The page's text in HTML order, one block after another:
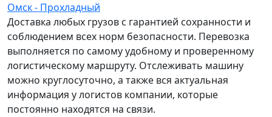
Омск - Прохладный
Доставка любых грузов с гарантией сохранности и
соблюдением всех норм безопасности. Перевозка
выполняется по самому удобному и проверенному
логистическому маршруту. Отслеживать машину
можно круглосуточно, а также вся актуальная
информация у логистов компании, которые
постоянно находятся на связи.